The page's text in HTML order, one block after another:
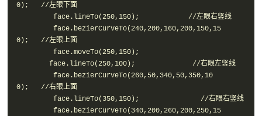
0);   //左眼下面
face.lineTo(250,150);            //左眼右竖线
face.bezierCurveTo(240,200,160,200,150,15
0);   //左眼上面
face.moveTo(250,150);
face.lineTo(250,100);              //右眼左竖线
face.bezierCurveTo(260,50,340,50,350,10
0);   //右眼上面
face.lineTo(350,150);               //右眼右竖线
face.bezierCurveTo(340,200,260,200,250,15